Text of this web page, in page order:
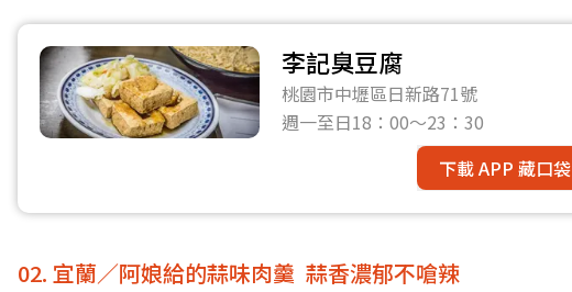
李記臭豆腐
桃園市中壢區日新路71號
週一至日18：00～23：30
下載 APP 藏口袋
02. 宜蘭／阿娘給的蒜味肉羹 蒜香濃郁不嗆辣